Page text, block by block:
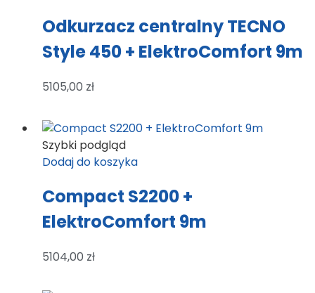
Odkurzacz centralny TECNO
Style 450 + ElektroComfort 9m
5105,00 zł
Szybki podgląd
Dodaj do koszyka
Compact S2200 +
ElektroComfort 9m
5104,00 zł